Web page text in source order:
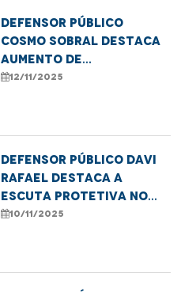
Defensor Público
Cosmo Sobral destaca
aumento de
atendimentos por
12/11/2025
Defensor Público Davi
Rafael destaca a
escuta protetiva no
combate à violência
10/11/2025